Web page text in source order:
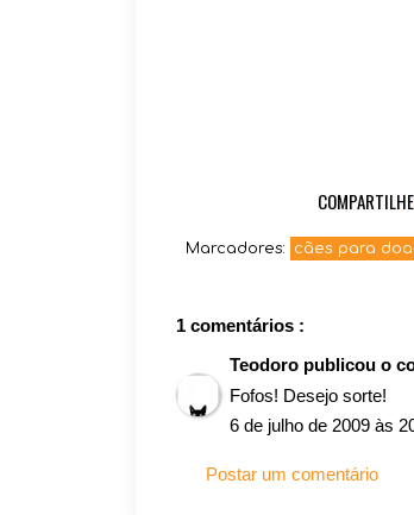
COMPARTILHE
Marcadores: cães para
1 comentários :
Teodoro publicou o
Fofos! Desejo sorte!
6 de julho de 2009 às
Postar um comentário